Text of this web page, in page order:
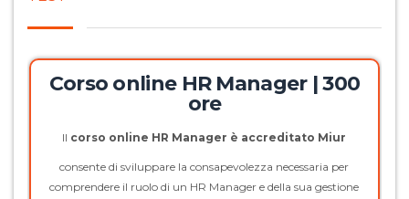
Corso online HR Manager | 300
ore
Il corso online HR Manager è accreditato Miur
consente di sviluppare la consapevolezza necessaria per
comprendere il ruolo di un HR Manager e della sua gestione